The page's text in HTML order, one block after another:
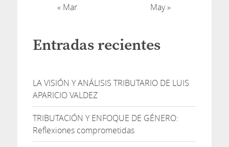
« Mar May »
Entradas recientes
LA VISIÓN Y ANÁLISIS TRIBUTARIO DE LUIS
APARICIO VALDEZ
TRIBUTACIÓN Y ENFOQUE DE GÉNERO:
Reflexiones comprometidas